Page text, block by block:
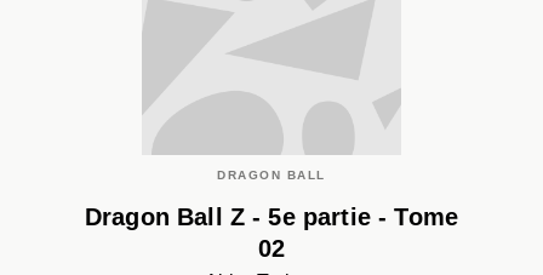
DRAGON BALL
Dragon Ball Z - 5e partie - Tome
02